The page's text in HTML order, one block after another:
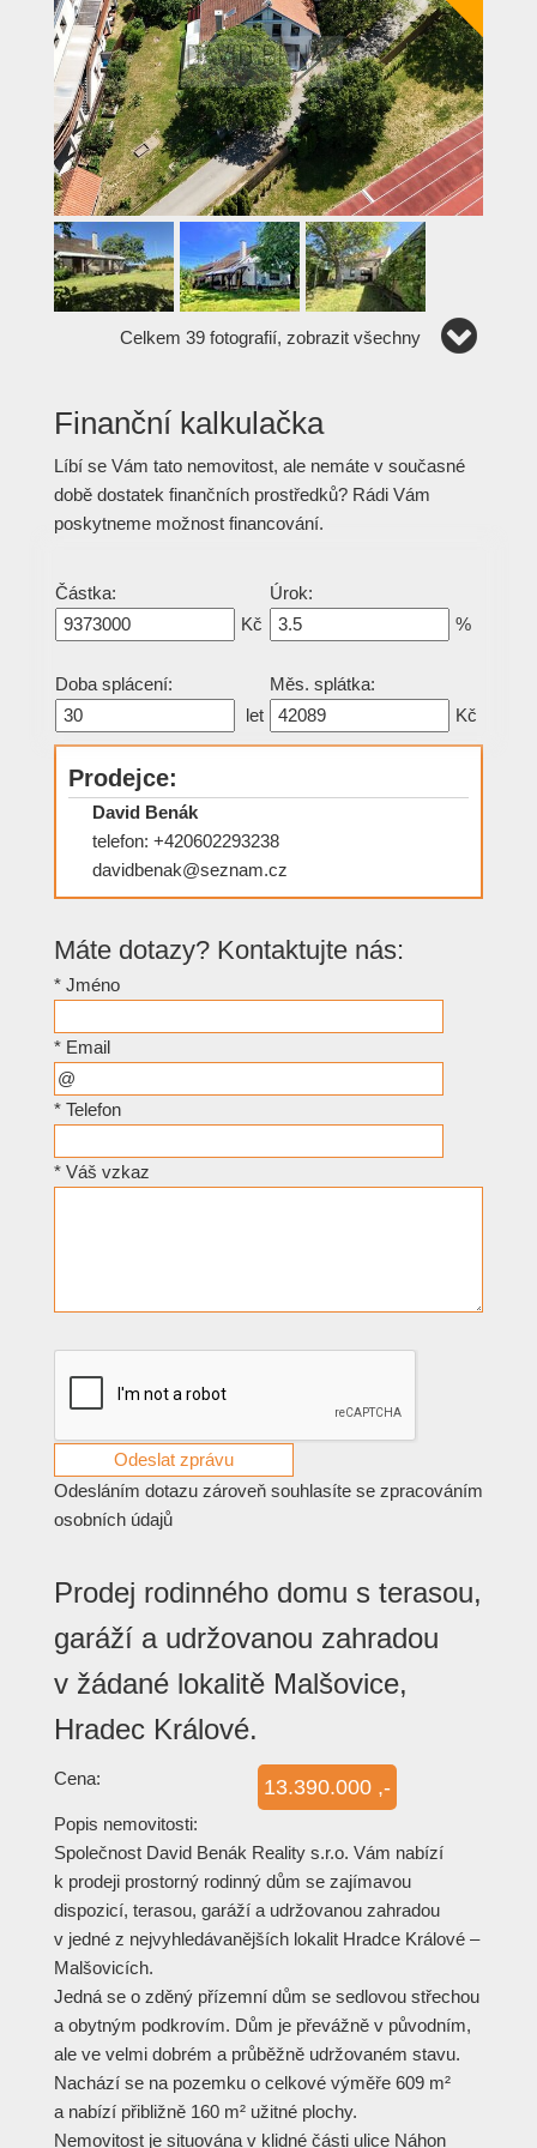
Celkem 39 fotografií, zobrazit všechny
Finanční kalkulačka
Líbí se Vám tato nemovitost, ale nemáte v současné
době dostatek finančních prostředků? Rádi Vám
poskytneme možnost financování.
Částka:
Kč
Úrok:
%
Doba splácení:
let
Měs. splátka:
Kč
Prodejce:
David Benák
telefon: +420602293238
davidbenak@seznam.cz
Máte dotazy? Kontaktujte nás:
* Jméno
* Email
* Telefon
* Váš vzkaz
Odesláním dotazu zároveň souhlasíte se zpracováním
osobních údajů
Prodej rodinného domu s terasou,
garáží a udržovanou zahradou
v žádané lokalitě Malšovice,
Hradec Králové.
Cena: 13.390.000 ,-
Popis nemovitosti:
Společnost David Benák Reality s.r.o. Vám nabízí
k prodeji prostorný rodinný dům se zajímavou
dispozicí, terasou, garáží a udržovanou zahradou
v jedné z nejvyhledáva­nějších lokalit Hradce Králové –
Malšovicích.
Jedná se o zděný přízemní dům se sedlovou střechou
a obytným podkrovím. Dům je převážně v původním,
ale ve velmi dobrém a průběžně udržovaném stavu.
Nachází se na pozemku o celkové výměře 609 m²
a nabízí přibližně 160 m² užitné plochy.
Nemovitost je situována v klidné části ulice Náhon